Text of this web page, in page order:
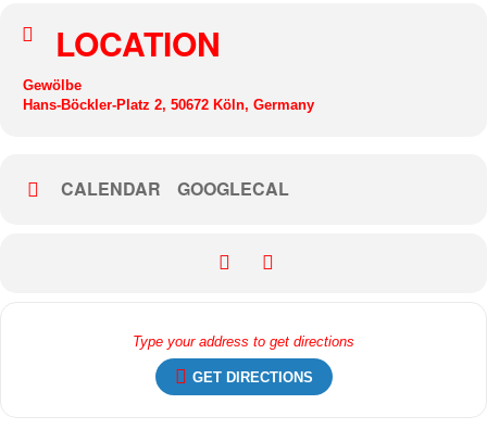
LOCATION
Gewölbe
Hans-Böckler-Platz 2, 50672 Köln, Germany
CALENDAR GOOGLECAL
GET DIRECTIONS